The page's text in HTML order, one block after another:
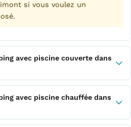
si vous voulez un
avec piscine couverte dans
avec piscine chauffée dans